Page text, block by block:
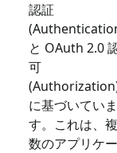
認証
と OAuth 2.0
可
に基づいていま
す。これは、複
数のアプリケー